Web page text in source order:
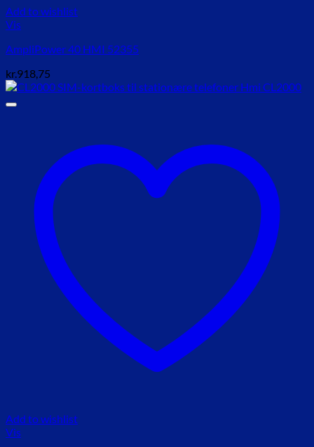
Add to wishlist
Vis
AmpliPower 40 HMI 52355
kr.918,75
Add to wishlist
Vis